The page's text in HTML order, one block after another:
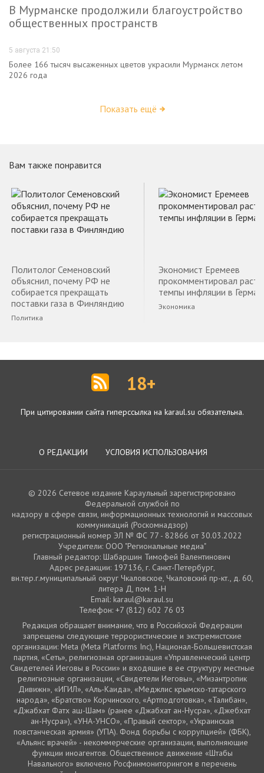
В Мурманске продолжили благоустройство
общественных пространств
5 августа 21:50
Более 166 тысяч высаженных цветов украсили Мурманск летом
2026 года
Показать ещё
Вам также понравится
Политолог Семеновский
объяснил, почему РФ не
собирается прекращать
поставки газа в Финляндию
Политика
Экономист Еремеев
прокомментировал
темпы инфляции в
Экономика
18+
При цитировании сайта гиперссылка на karaul.su обязательна.
О РЕДАКЦИИ УСЛОВИЯ ИСПОЛЬЗОВАНИЯ
© 2026 Сетевое издание Караульный зарегистрировано
Федеральной службой по
надзору в сфере связи, информационных технологий и массовых
коммуникаций (Роскомнадзор)
регистрационный номер ЭЛ № ФС 77 - 82866 от 30.03.2022
Учредители: ООО "Региональные медиа"
Главный редактор: Шабаршин Тимофей Валентинович
Адрес редакции: 197136, г. Санкт-Петербург,
вн.тер.г.муниципальный округ Чкаловское, Чкаловский пр-кт., д. 60,
литера Д, пом. 1-Н
Email: karaul@karaul.su
Телефон: +7 (812) 602 76 03
Редакция обращает внимание, что в Российской Федерации
запрещены следующие террористические и экстремистские
организации: Meta (Meta Platforms Inc), Национал-Большевистская
партия, «Сеть», религиозная организация «Управленческий центр
Свидетелей Иеговы в России» и входящие в ее структуру местные
религиозные организации, «Свидетели Иеговы», «Мизантропик
Дивижн», «ИГИЛ», «Аль-Каида», «Меджлис крымско-татарского
народа», «Братство» Корчинского, «Артподготовка», «Талибан»,
«Джабхат Фатх аш-Шам» (ранее «Джабхат ан-Нусра», «Джебхат
ан-Нусра»), «УНА-УНСО», «Правый сектор», «Украинская
повстанческая армия» (УПА). Фонд борьбы с коррупцией» (ФБК),
«Альянс врачей» - некоммерческие организации, выполняющие
функции иноагентов. Общественное движение «Штабы
Навального» включено Росфинмониторингом в перечень